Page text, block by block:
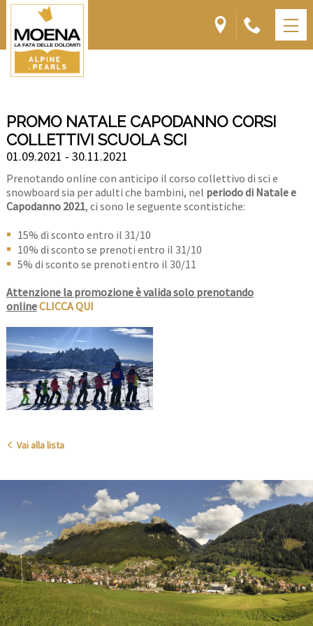
PROMO NATALE CAPODANNO CORSI
COLLETTIVI SCUOLA SCI
01.09.2021 - 30.11.2021
Prenotando online con anticipo il corso collettivo di sci e
snowboard sia per adulti che bambini, nel periodo di Natale e
Capodanno 2021, ci sono le seguente scontistiche:
15% di sconto entro il 31/10
10% di sconto se prenoti entro il 31/10
5% di sconto se prenoti entro il 30/11
Attenzione la promozione è valida solo prenotando
onlineCLICCA QUI
Vai alla lista